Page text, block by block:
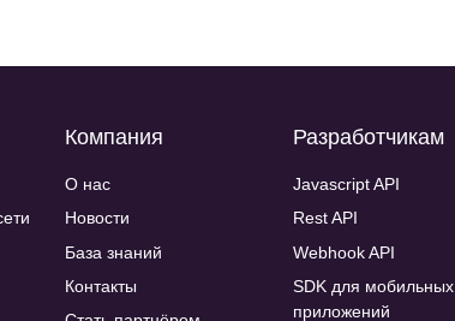
Компания
О нас
Новости
База знаний
Контакты
Разработчикам
Javascript API
Rest API
Webhook API
SDK для мобильных
приложений